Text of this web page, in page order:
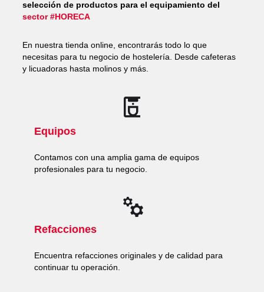
selección de productos para el equipamiento del
sector #HORECA
En nuestra tienda online, encontrarás todo lo que
necesitas para tu negocio de hostelería. Desde cafeteras
y licuadoras hasta molinos y más.
Equipos
Contamos con una amplia gama de equipos
profesionales para tu negocio.
Refacciones
Encuentra refacciones originales y de calidad para
continuar tu operación.